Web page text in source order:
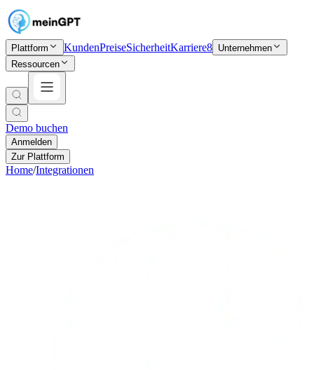
Plattform KundenPreiseSicherheitKarriere8 Unternehmen
Ressourcen
Demo buchen
Anmelden
Zur Plattform
Home/Integrationen